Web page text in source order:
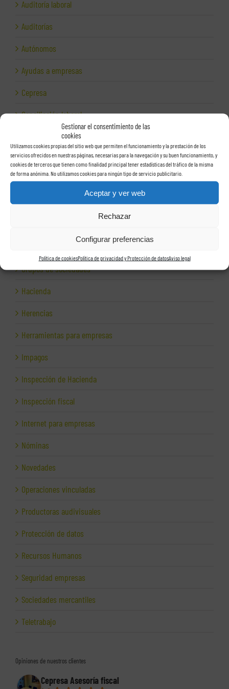
Gestionar el consentimiento de las
cookies
Utilizamos cookies propias del sitio web que permiten el funcionamiento y la prestación de los
servicios ofrecidos en nuestras páginas, necesarias para la navegación y su buen funcionamiento, y
cookies de terceros que tienen como finalidad principal tener estadísticas del tráfico de la misma
de forma anónima. No utilizamos cookies para ningún tipo de servicio publicitario.
Aceptar y ver web
Rechazar
Configurar preferencias
Política de cookiesPolítica de privacidad y Protección de datosAviso legal
Auditoría laboral
Auditorías
Autónomos
Ayudas a empresas
Cepresa
Conciliación laboral
Despidos
Dirección financiera
Empresas e Internet
Grupos de sociedades
Hacienda
Herencias
Herramientas para empresas
Impagos
Inspección de Hacienda
Inspección fiscal
Internet para empresas
Nóminas
Novedades
Operaciones vinculadas
Productoras audivisuales
Protección de datos
Recursos Humanos
Seguridad empresas
Sociedades mercantiles
Teletrabajo
Opiniones de nuestros clientes
Cepresa Asesoría fiscal